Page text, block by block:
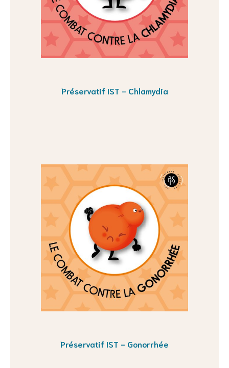
Préservatif IST - Chlamydia
Préservatif IST - Gonorrhée